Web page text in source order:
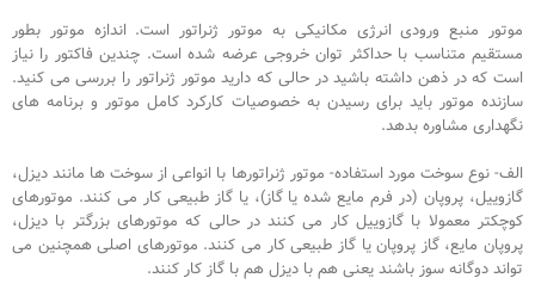
موتور منبع ورودی انرژی مکانیکی به موتور ژنراتور است. اندازه موتور بطور
مستقیم متناسب با حداکثر توان خروجی عرضه شده است. چندین فاکتور را نیاز
است که در ذهن داشته باشید در حالی که دارید موتور ژنراتور را بررسی می کنید.
سازنده موتور باید برای رسیدن به خصوصیات کارکرد کامل موتور و برنامه های
نگهداری مشاوره بدهد.
الف- نوع سوخت مورد استفاده- موتور ژنراتورها با انواعی از سوخت ها مانند دیزل،
گازوییل، پروپان (در فرم مایع شده یا گاز)، یا گاز طبیعی کار می کنند. موتورهای
کوچکتر معمولا با گازوییل کار می کنند در حالی که موتورهای بزرگتر با دیزل،
پروپان مایع، گاز پروپان یا گاز طبیعی کار می کنند. موتورهای اصلی همچنین می
تواند دوگانه سوز باشند یعنی هم با دیزل هم با گاز کار کنند.